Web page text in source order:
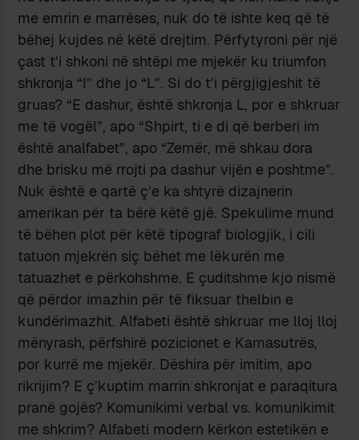
me emrin e marrëses, nuk do të ishte keq që të
bëhej kujdes në këtë drejtim. Përfytyroni për një
çast t’i shkoni në shtëpi me mjekër ku triumfon
shkronja “I” dhe jo “L”. Si do t’i përgjigjeshit të
gruas? “E dashur, është shkronja L, por e shkruar
me të vogël”, apo “Shpirt, ti e di që berberi im
është analfabet”, apo “Zemër, më shkau dora
dhe brisku më rrojti pa dashur vijën e poshtme”.
Nuk është e qartë ç’e ka shtyrë dizajnerin
amerikan për ta bërë këtë gjë. Spekulime mund
të bëhen plot për këtë tipograf biologjik, i cili
tatuon mjekrën siç bëhet me lëkurën me
tatuazhet e përkohshme. E çuditshme kjo nismë
që përdor imazhin për të fiksuar thelbin e
kundërimazhit. Alfabeti është shkruar me lloj lloj
mënyrash, përfshirë pozicionet e Kamasutrës,
por kurrë me mjekër. Dëshira për imitim, apo
rikrijim? E ç’kuptim marrin shkronjat e paraqitura
pranë gojës? Komunikimi verbal vs. komunikimit
me shkrim? Alfabeti modern kërkon estetikën e